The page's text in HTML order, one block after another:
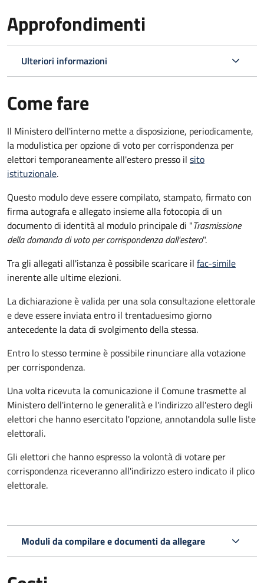
Approfondimenti
Ulteriori informazioni
Come fare
Il Ministero dell'interno mette a disposizione, periodicamente,
la modulistica per opzione di voto per corrispondenza per
elettori temporaneamente all'estero presso il sito
istituzionale.
Questo modulo deve essere compilato, stampato, firmato con
firma autografa e allegato insieme alla fotocopia di un
documento di identità al modulo principale di "Trasmissione
della domanda di voto per corrispondenza dall'estero".
Tra gli allegati all'istanza è possibile scaricare il fac-simile
inerente alle ultime elezioni.
La dichiarazione è valida per una sola consultazione elettorale
e deve essere inviata entro il trentaduesimo giorno
antecedente la data di svolgimento della stessa.
Entro lo stesso termine è possibile rinunciare alla votazione
per corrispondenza.
Una volta ricevuta la comunicazione il Comune trasmette al
Ministero dell'interno le generalità e l'indirizzo all'estero degli
elettori che hanno esercitato l'opzione, annotandola sulle liste
elettorali.
Gli elettori che hanno espresso la volontà di votare per
corrispondenza riceveranno all'indirizzo estero indicato il plico
elettorale.
Moduli da compilare e documenti da allegare